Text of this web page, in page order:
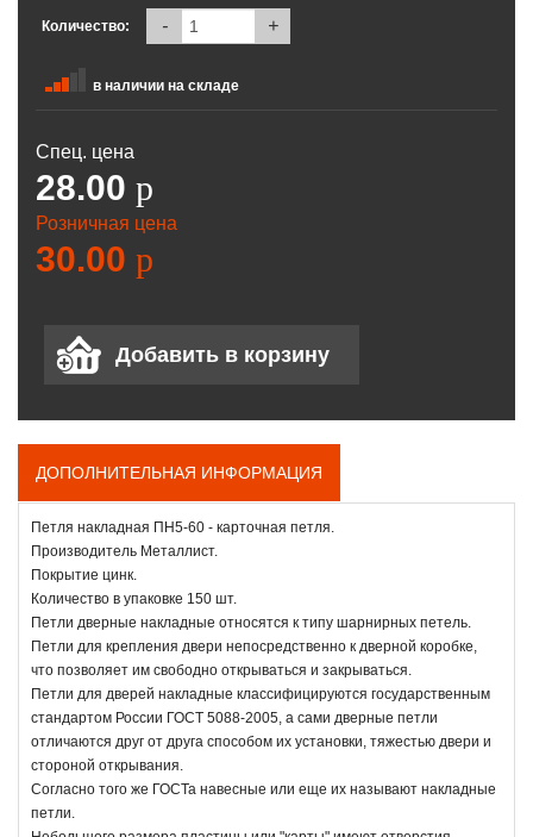
Количество: - +
в наличии на складе
Спец. цена
28.00 p
Розничная цена
30.00 p
ДОПОЛНИТЕЛЬНАЯ ИНФОРМАЦИЯ
Петля накладная ПН5-60 - карточная петля.
Производитель Металлист.
Покрытие цинк.
Количество в упаковке 150 шт.
Петли дверные накладные относятся к типу шарнирных петель.
Петли для крепления двери непосредственно к дверной коробке,
что позволяет им свободно открываться и закрываться.
Петли для дверей накладные классифицируются государственным
стандартом России ГОСТ 5088-2005, а сами дверные петли
отличаются друг от друга способом их установки, тяжестью двери и
стороной открывания.
Согласно того же ГОСТа навесные или еще их называют накладные
петли.